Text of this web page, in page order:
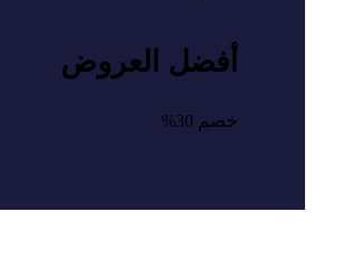
أفضل العروض
خصم 30%